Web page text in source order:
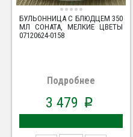
БУЛЬОННИЦА С БЛЮДЦЕМ 350
МЛ СОНАТА, МЕЛКИЕ ЦВЕТЫ
07120624-0158
Подробнее
3 479 p